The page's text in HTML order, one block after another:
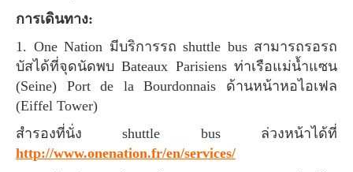
การเดินทาง:
1. One Nation มีบริการรถ shuttle bus สามารถรอรถ
บัสได้ที่จุดนัดพบ Bateaux Parisiens ท่าเรือแม่น้ำแซน
(Seine) Port de la Bourdonnais ด้านหน้าหอไอเฟล
(Eiffel Tower)
สำรองที่นั่ง shuttle bus ล่วงหน้าได้ที่
http://www.onenation.fr/en/services/